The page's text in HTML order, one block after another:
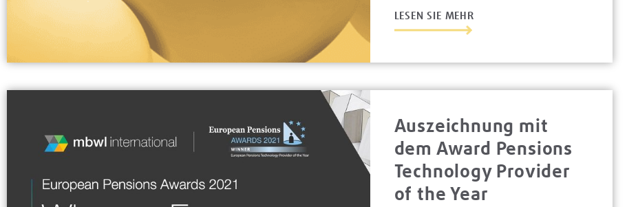
LESEN SIE MEHR
Auszeichnung mit
dem Award Pensions
Technology Provider
of the Year